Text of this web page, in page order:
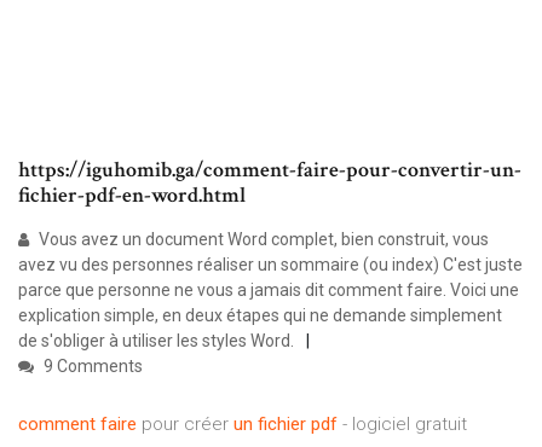
https://iguhomib.ga/comment-faire-pour-convertir-un-
fichier-pdf-en-word.html
Vous avez un document Word complet, bien construit, vous
avez vu des personnes réaliser un sommaire (ou index) C'est juste
parce que personne ne vous a jamais dit comment faire. Voici une
explication simple, en deux étapes qui ne demande simplement
de s'obliger à utiliser les styles Word.
9 Comments
comment faire pour créer un fichier pdf - logiciel gratuit